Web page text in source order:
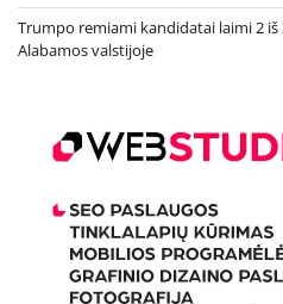
Trumpo remiami kandidatai laimi 2
Alabamos valstijoje